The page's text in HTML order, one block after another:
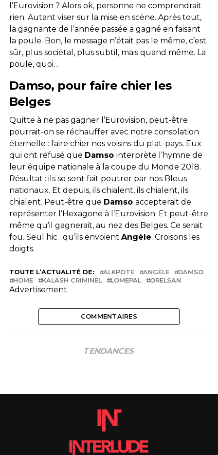
l’Eurovision ? Alors ok, personne ne comprendrait
rien. Autant viser sur la mise en scène. Après tout,
la gagnante de l’année passée a gagné en faisant
la poule. Bon, le message n’était pas le même, c’est
sûr, plus sociétal, plus subtil, mais quand même. La
poule, quoi…
Damso, pour faire chier les
Belges
Quitte à ne pas gagner l’Eurovision, peut-être
pourrait-on se réchauffer avec notre consolation
éternelle : faire chier nos voisins du plat-pays. Eux
qui ont refusé que Damso interprète l’hymne de
leur équipe nationale à la coupe du Monde 2018.
Résultat : ils se sont fait poutrer par nos Bleus
nationaux. Et depuis, ils chialent, ils chialent, ils
chialent. Peut-être que Damso accepterait de
représenter l’Hexagone à l’Eurovision. Et peut-être
même qu’il gagnerait, au nez des Belges. Ce serait
fou. Seul hic : qu’ils envoient Angèle. Croisons les
doigts.
TOUTE L’ACTUALITÉ DE: ALKPOTE ANGÈLE
DAMSO
HOME
KALASH CRIMINEL LOMEPAL ORELSAN
Advertisement
COMMENTAIRES
TENDANCES